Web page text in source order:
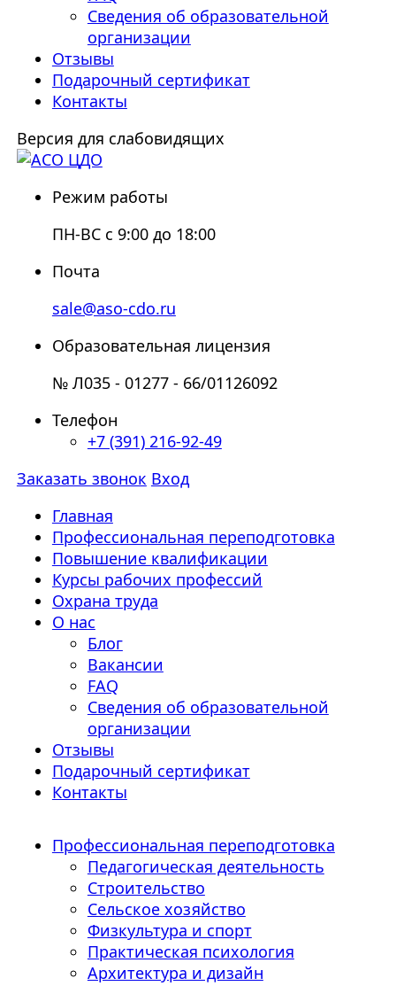
Сведения об образовательной
организации
Отзывы
Подарочный сертификат
Контакты
Версия для слабовидящих
Режим работы
ПН-ВС с 9:00 до 18:00
Почта
sale@aso-cdo.ru
Образовательная лицензия
№ Л035 - 01277 - 66/01126092
Телефон
+7 (391) 216-92-49
Заказать звонок Вход
Главная
Профессиональная переподготовка
Повышение квалификации
Курсы рабочих профессий
Охрана труда
О нас
Блог
Вакансии
FAQ
Сведения об образовательной
организации
Отзывы
Подарочный сертификат
Контакты
Профессиональная переподготовка
Педагогическая деятельность
Строительство
Сельское хозяйство
Физкультура и спорт
Практическая психология
Архитектура и дизайн